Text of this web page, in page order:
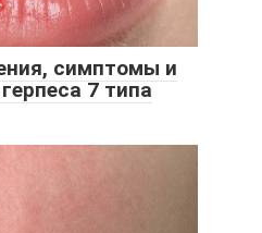
симптомы и
7 типа